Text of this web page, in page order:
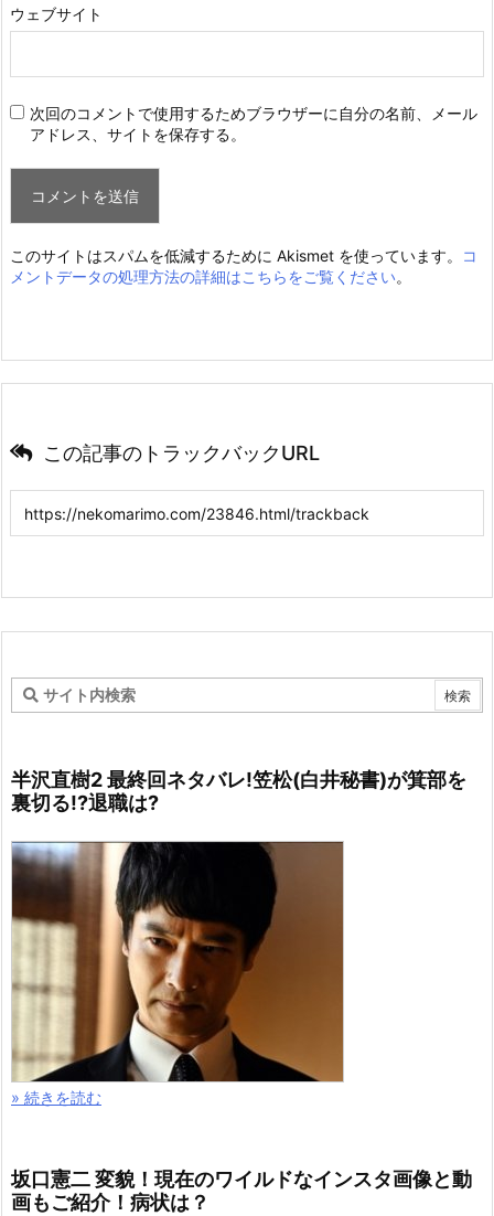
ウェブサイト
次回のコメントで使用するためブラウザーに自分の名前、メール
アドレス、サイトを保存する。
このサイトはスパムを低減するために Akismet を使っています。
コ
メントデータの処理方法の詳細はこちらをご覧ください。
この記事のトラックバックURL
半沢直樹2 最終回ネタバレ!笠松(白井秘書)が箕部を
裏切る!?退職は?
» 続きを読む
坂口憲二 変貌！現在のワイルドなインスタ画像と動
画もご紹介！病状は？